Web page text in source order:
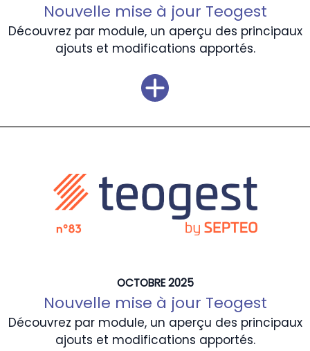
Nouvelle mise à jour Teogest
Découvrez par module, un aperçu des principaux
ajouts et modifications apportés.
OCTOBRE 2025
Nouvelle mise à jour Teogest
Découvrez par module, un aperçu des principaux
ajouts et modifications apportés.